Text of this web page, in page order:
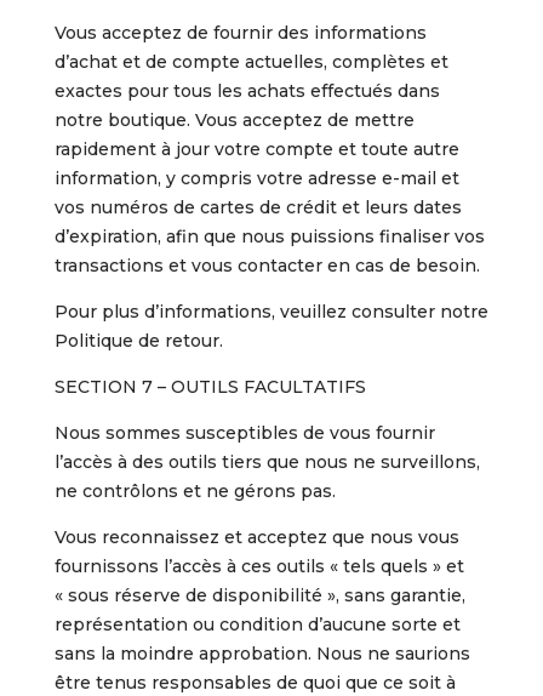
Vous acceptez de fournir des informations
d’achat et de compte actuelles, complètes et
exactes pour tous les achats effectués dans
notre boutique. Vous acceptez de mettre
rapidement à jour votre compte et toute autre
information, y compris votre adresse e-mail et
vos numéros de cartes de crédit et leurs dates
d’expiration, afin que nous puissions finaliser vos
transactions et vous contacter en cas de besoin.
Pour plus d’informations, veuillez consulter notre
Politique de retour.
SECTION 7 – OUTILS FACULTATIFS
Nous sommes susceptibles de vous fournir
l’accès à des outils tiers que nous ne surveillons,
ne contrôlons et ne gérons pas.
Vous reconnaissez et acceptez que nous vous
fournissons l’accès à ces outils « tels quels » et
« sous réserve de disponibilité », sans garantie,
représentation ou condition d’aucune sorte et
sans la moindre approbation. Nous ne saurions
être tenus responsables de quoi que ce soit à